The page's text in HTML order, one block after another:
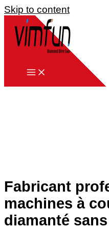
Skip to content
Fabricant
machines à
diamanté